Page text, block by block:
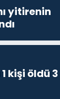
yitirenin
kişi öldü 3